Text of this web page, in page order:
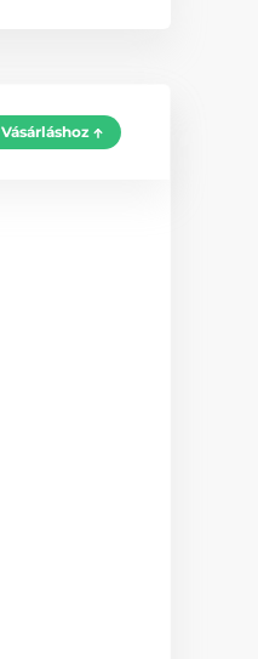
Vásárláshoz